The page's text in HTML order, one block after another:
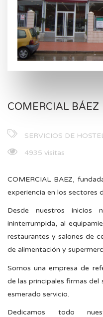
COMERCIAL BÁEZ
SERVICIOS DE
4935 visitas
COMERCIAL BAEZ,
experiencia en los sectores
Desde nuestros inicios
ininterrumpida, al
restaurantes y salones de
de alimentación y
Somos una empresa de
de las principales firmas del
esmerado servicio.
Dedicamos todo